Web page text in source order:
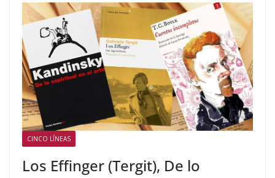
CINCO LÍNEAS
Los Effinger (Tergit), De lo